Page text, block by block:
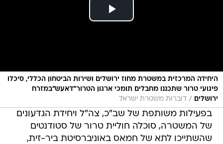
היחידה המרכזית במשטרת מחוז ירושלים ושירות הביטחון הכללי, סיכלו
פיגועי טרור שתכננו מחבלים תומכי ארגון הטרור"דאעש"במזרח
ירושלים
/ דוברות משטרת ישראל
בפעילות משותפת של שב"כ, צה"ל ויחידת הגדעונים
של המשטרה, סוכלה חוליית טרור של סטודנטים
שהשתייכו לתא של חמאס באוניברסיטת ביר-זית,